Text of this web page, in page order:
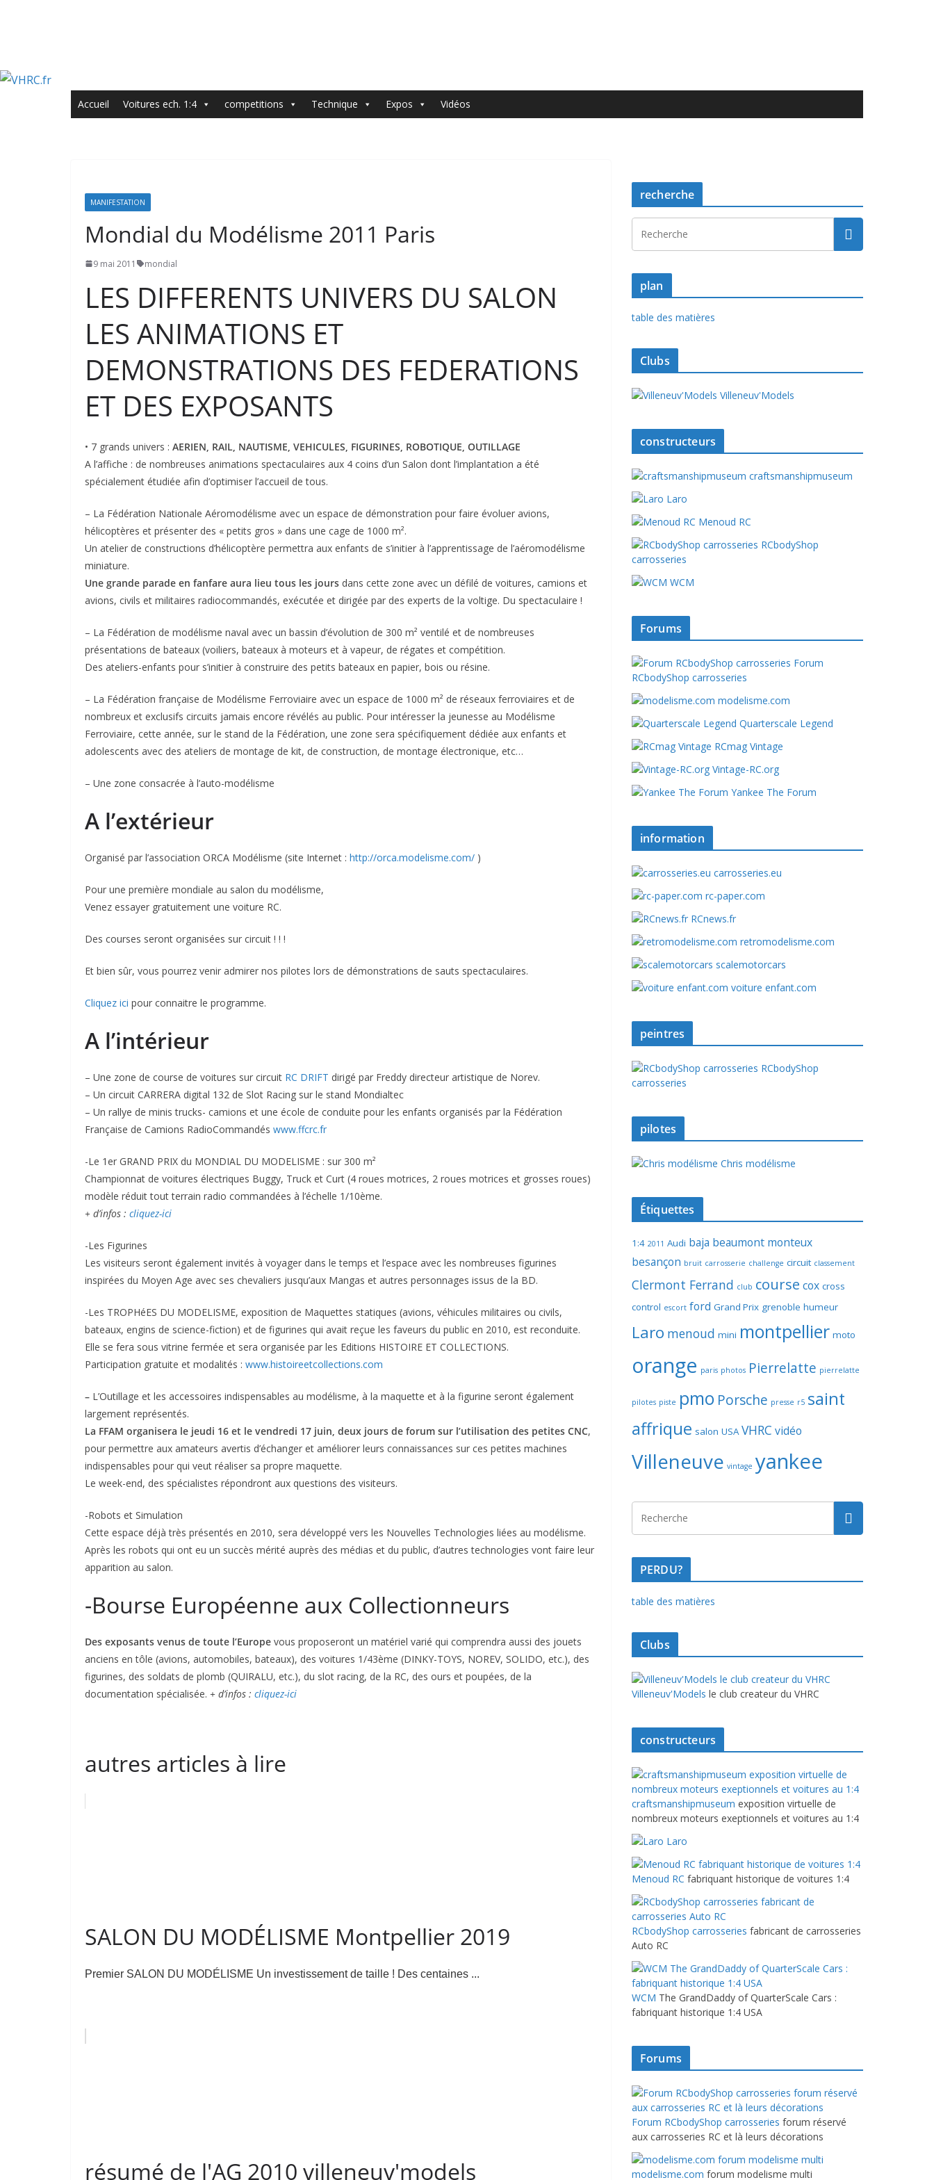
Accueil Voitures ech. 1:4 competitions Technique Expos Vidéos
MANIFESTATION
Mondial du Modélisme 2011 Paris
9 mai 2011 mondial
LES DIFFERENTS UNIVERS DU SALON
LES ANIMATIONS ET
DEMONSTRATIONS DES FEDERATIONS
ET DES EXPOSANTS
• 7 grands univers : AERIEN, RAIL, NAUTISME, VEHICULES, FIGURINES, ROBOTIQUE, OUTILLAGE
A l’affiche : de nombreuses animations spectaculaires aux 4 coins d’un Salon dont l’implantation a été
spécialement étudiée afin d’optimiser l’accueil de tous.
– La Fédération Nationale Aéromodélisme avec un espace de démonstration pour faire évoluer avions,
hélicoptères et présenter des « petits gros » dans une cage de 1000 m².
Un atelier de constructions d’hélicoptère permettra aux enfants de s’initier à l’apprentissage de l’aéromodélisme
miniature.
Une grande parade en fanfare aura lieu tous les jours dans cette zone avec un défilé de voitures, camions et
avions, civils et militaires radiocommandés, exécutée et dirigée par des experts de la voltige. Du spectaculaire !
– La Fédération de modélisme naval avec un bassin d’évolution de 300 m² ventilé et de nombreuses
présentations de bateaux (voiliers, bateaux à moteurs et à vapeur, de régates et compétition.
Des ateliers-enfants pour s’initier à construire des petits bateaux en papier, bois ou résine.
– La Fédération française de Modélisme Ferroviaire avec un espace de 1000 m² de réseaux ferroviaires et de
nombreux et exclusifs circuits jamais encore révélés au public. Pour intéresser la jeunesse au Modélisme
Ferroviaire, cette année, sur le stand de la Fédération, une zone sera spécifiquement dédiée aux enfants et
adolescents avec des ateliers de montage de kit, de construction, de montage électronique, etc…
– Une zone consacrée à l’auto-modélisme
A l’extérieur
Organisé par l’association ORCA Modélisme (site Internet : http://orca.modelisme.com/ )
Pour une première mondiale au salon du modélisme,
Venez essayer gratuitement une voiture RC.
Des courses seront organisées sur circuit ! ! !
Et bien sûr, vous pourrez venir admirer nos pilotes lors de démonstrations de sauts spectaculaires.
Cliquez ici pour connaitre le programme.
A l’intérieur
– Une zone de course de voitures sur circuit RC DRIFT dirigé par Freddy directeur artistique de Norev.
– Un circuit CARRERA digital 132 de Slot Racing sur le stand Mondialtec
– Un rallye de minis trucks- camions et une école de conduite pour les enfants organisés par la Fédération
Française de Camions RadioCommandés www.ffcrc.fr
-Le 1er GRAND PRIX du MONDIAL DU MODELISME : sur 300 m²
Championnat de voitures électriques Buggy, Truck et Curt (4 roues motrices, 2 roues motrices et grosses roues)
modèle réduit tout terrain radio commandées à l’échelle 1/10ème.
+ d’infos : cliquez-ici
-Les Figurines
Les visiteurs seront également invités à voyager dans le temps et l’espace avec les nombreuses figurines
inspirées du Moyen Age avec ses chevaliers jusqu’aux Mangas et autres personnages issus de la BD.
-Les TROPHéES DU MODELISME, exposition de Maquettes statiques (avions, véhicules militaires ou civils,
bateaux, engins de science-fiction) et de figurines qui avait reçue les faveurs du public en 2010, est reconduite.
Elle se fera sous vitrine fermée et sera organisée par les Editions HISTOIRE ET COLLECTIONS.
Participation gratuite et modalités : www.histoireetcollections.com
– L’Outillage et les accessoires indispensables au modélisme, à la maquette et à la figurine seront également
largement représentés.
La FFAM organisera le jeudi 16 et le vendredi 17 juin, deux jours de forum sur l’utilisation des petites CNC,
pour permettre aux amateurs avertis d’échanger et améliorer leurs connaissances sur ces petites machines
indispensables pour qui veut réaliser sa propre maquette.
Le week-end, des spécialistes répondront aux questions des visiteurs.
-Robots et Simulation
Cette espace déjà très présentés en 2010, sera développé vers les Nouvelles Technologies liées au modélisme.
Après les robots qui ont eu un succès mérité auprès des médias et du public, d’autres technologies vont faire leur
apparition au salon.
-Bourse Européenne aux Collectionneurs
Des exposants venus de toute l’Europe vous proposeront un matériel varié qui comprendra aussi des jouets
anciens en tôle (avions, automobiles, bateaux), des voitures 1/43ème (DINKY-TOYS, NOREV, SOLIDO, etc.), des
figurines, des soldats de plomb (QUIRALU, etc.), du slot racing, de la RC, des ours et poupées, de la
documentation spécialisée. + d’infos : cliquez-ici
autres articles à lire
SALON DU MODÉLISME Montpellier 2019
Premier SALON DU MODÉLISME Un investissement de taille ! Des centaines ...
résumé de l'AG 2010 villeneuv'models
recherche
plan
table des matières
Clubs
Villeneuv'Models
constructeurs
craftsmanshipmuseum
Laro
Menoud RC
RCbodyShop
carrosseries
WCM
Forums
Forum
RCbodyShop carrosseries
modelisme.com
Quarterscale Legend
RCmag Vintage
Vintage-RC.org
Yankee The Forum
information
carrosseries.eu
rc-paper.com
RCnews.fr
retromodelisme.com
scalemotorcars
voiture enfant.com
peintres
RCbodyShop
carrosseries
pilotes
Chris modélisme
Étiquettes
1:4 2011 Audi baja beaumont monteux
besançon bruit carrosserie challenge circuit classement
Clermont Ferrand club course cox cross
control escort ford Grand Prix grenoble humeur
Laro menoud mini montpellier moto
orange paris photos Pierrelatte pierrelatte
pilotes piste pmo Porsche presse r5 saint
affrique salon USA VHRC vidéo
Villeneuve vintage yankee
PERDU?
table des matières
Clubs
Villeneuv'Models le club createur du VHRC
constructeurs
craftsmanshipmuseum exposition virtuelle de
nombreux moteurs exeptionnels et voitures au 1:4
Laro
Menoud RC fabriquant historique de voitures 1:4
RCbodyShop carrosseries fabricant de carrosseries
Auto RC
WCM The GrandDaddy of QuarterScale Cars :
fabriquant historique 1:4 USA
Forums
Forum RCbodyShop carrosseries forum réservé
aux carrosseries RC et là leurs décorations
modelisme.com forum modelisme multi